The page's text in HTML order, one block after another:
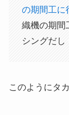
の期間工に
織機の期間
シングだし
このようにタ